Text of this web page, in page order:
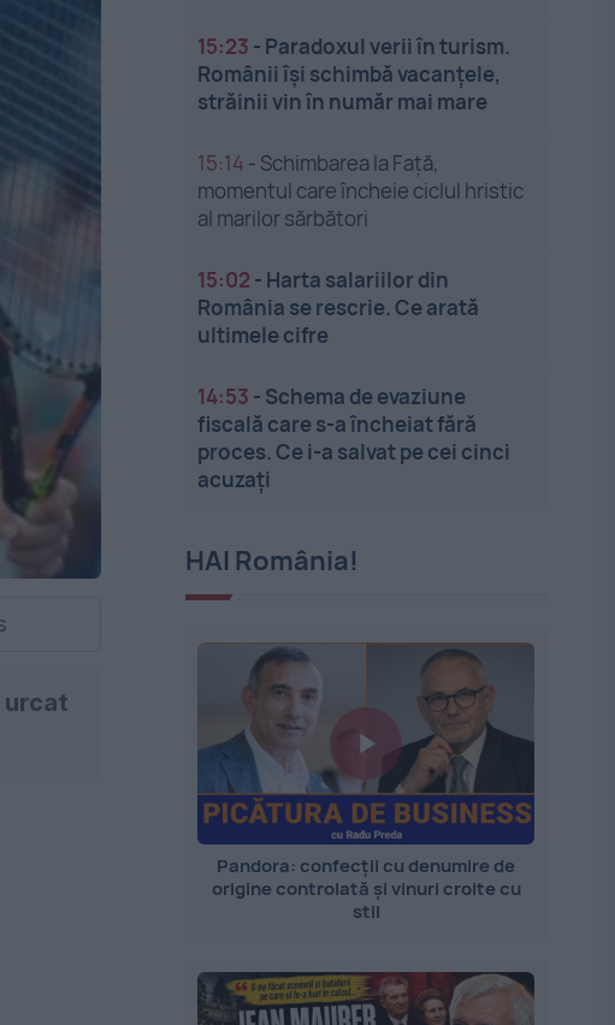
urcat
15:23 - Paradoxul verii în turism.
Românii își schimbă vacanțele,
străinii vin în număr mai mare
15:14 - Schimbarea la Față,
momentul care încheie ciclul hristic
al marilor sărbători
15:02 - Harta salariilor din
România se rescrie. Ce arată
ultimele cifre
14:53 - Schema de evaziune
fiscală care s-a încheiat fără
proces. Ce i-a salvat pe cei cinci
acuzați
HAI România!
Pandora: confecții cu denumire de
origine controlată și vinuri croite cu
stil